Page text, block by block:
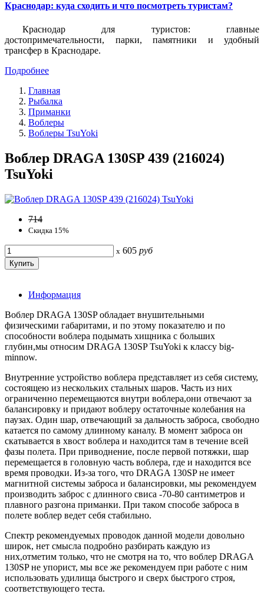
Краснодар: куда сходить и что посмотреть туристам?
Краснодар для туристов: главные
достопримечательности, парки, памятники и удобный
трансфер в Краснодаре.
Подробнее
Главная
Рыбалка
Приманки
Воблеры
Воблеры TsuYoki
Воблер DRAGA 130SP 439 (216024)
TsuYoki
714
Скидка 15%
x 605 руб
Информация
Bоблер DRAGA 130SP обладает внушительными
физическими габаритами, и по этому показателю и по
способности воблера подымать хищника с больших
глубин,мы относим DRAGA 130SP TsuYoki к классу big-
minnow.
Внутренние устройство воблера представляет из себя систему,
состоящею из нескольких стальных шаров. Часть из них
ограниченно перемещаются внутри воблера,они отвечают за
балансировку и придают воблеру остаточные колебания на
паузах. Один шар, отвечающий за дальность заброса, свободно
катается по самому длинному каналу. В момент заброса он
скатывается в хвост воблера и находится там в течение всей
фазы полета. При приводнение, после первой потяжки, шар
перемещается в головную часть воблера, где и находится все
время проводки. Из-за того, что DRAGA 130SP не имеет
магнитной системы заброса и балансировки, мы рекомендуем
производить заброс с длинного свиса -70-80 сантиметров и
плавного разгона приманки. При таком способе заброса в
полете воблер ведет себя стабильно.
Спектр рекомендуемых проводок данной модели довольно
широк, нет смысла подробно разбирать каждую из
них,отметим только, что не смотря на то, что воблер DRAGA
130SP не упорист, мы все же рекомендуем при работе с ним
использовать удилища быстрого и сверх быстрого строя,
соответствующего теста.